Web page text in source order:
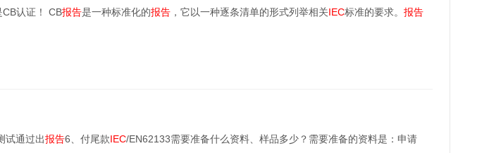
CB认证！ CB报告是一种标准化的报告 ，它以一种逐条清单的形式列举相关IEC标准的要求。 报告
试通过出报告6、付尾款IEC/EN62133需要准备什么资料、样品多少？需要准备的资料是：申请